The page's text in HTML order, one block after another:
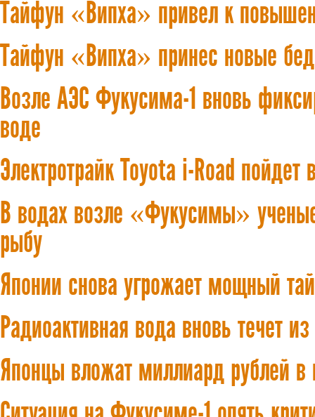
Тайфун «Випха» привел к
Тайфун «Випха» принес новые
Возле АЭС Фукусима-1 вновь
воде
Электротрайк Toyota i-Road пойдет
В водах возле «Фукусимы»
рыбу
Японии снова угрожает мощный
Радиоактивная вода вновь течет
Японцы вложат миллиард рублей в